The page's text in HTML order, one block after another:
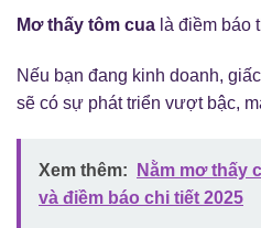
Mơ thấy tôm cua là điềm báo
Nếu bạn đang kinh doanh,
sẽ có sự phát triển vượt bậc,
Xem thêm:
Nằm mơ thấy
và điềm báo chi tiết 2025